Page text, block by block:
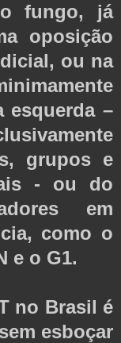
fungo, já
oposição
ou na
esquerda –
grupos e
- ou do
em
como o
e o G1.
no Brasil é
esboçar